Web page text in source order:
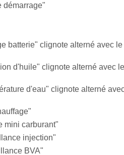
démarrage"
batterie" clignote alterné avec le
d'huile" clignote alterné avec le
d'eau" clignote alterné
mini carburant"
injection"
BVA"